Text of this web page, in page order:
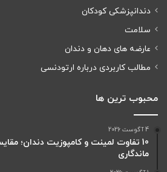
دندانپزشکی کودکان
سلامت
عارضه های دهان و دندان
مطالب کاربردی درباره ارتودنسی
محبوب ترین ها
4 آگوست 2026
10 تفاوت لمینت و کامپوزیت دندان؛
ماندگاری